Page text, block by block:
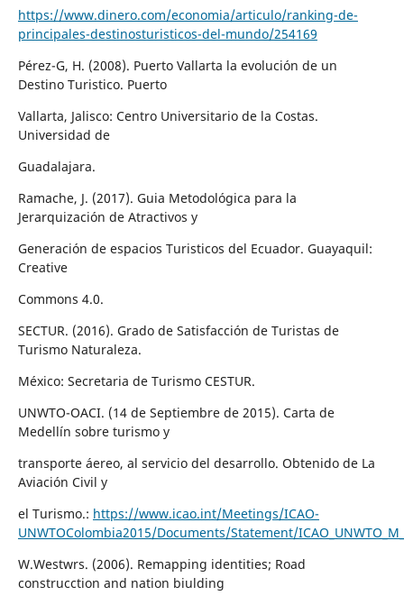
https://www.dinero.com/economia/articulo/ranking-de-
principales-destinosturisticos-del-mundo/254169
Pérez-G, H. (2008). Puerto Vallarta la evolución de un
Destino Turistico. Puerto
Vallarta, Jalisco: Centro Universitario de la Costas.
Universidad de
Guadalajara.
Ramache, J. (2017). Guia Metodológica para la
Jerarquización de Atractivos y
Generación de espacios Turisticos del Ecuador. Guayaquil:
Creative
Commons 4.0.
SECTUR. (2016). Grado de Satisfacción de Turistas de
Turismo Naturaleza.
México: Secretaria de Turismo CESTUR.
UNWTO-OACI. (14 de Septiembre de 2015). Carta de
Medellín sobre turismo y
transporte áereo, al servicio del desarrollo. Obtenido de La
Aviación Civil y
el Turismo.: https://www.icao.int/Meetings/ICAO-
UNWTOColombia2015/Documents/Statement/
W.Westwrs. (2006). Remapping identities; Road
construcction and nation biulding